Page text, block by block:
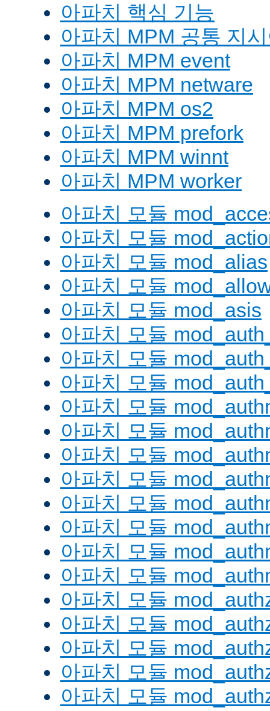
아파치 핵심 기능
아파치 MPM 공통 지
아파치 MPM event
아파치 MPM netware
아파치 MPM os2
아파치 MPM prefork
아파치 MPM winnt
아파치 MPM worker
아파치 모듈
아파치 모듈
아파치 모듈 mod_alias
아파치 모듈
아파치 모듈 mod_asis
아파치 모듈
아파치 모듈
아파치 모듈
아파치 모듈
아파치 모듈
아파치 모듈
아파치 모듈
아파치 모듈
아파치 모듈
아파치 모듈
아파치 모듈
아파치 모듈
아파치 모듈
아파치 모듈
아파치 모듈
아파치 모듈